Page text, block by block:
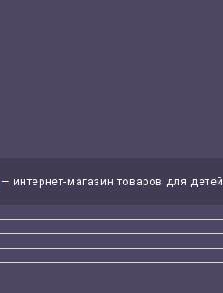
— интернет-магазин товаров для детей